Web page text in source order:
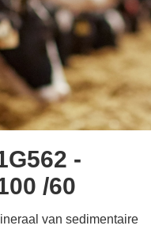
-
/60
van sedimentaire